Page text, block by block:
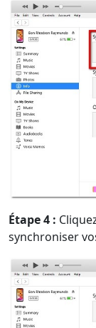
Étape 4 :
synchroniser